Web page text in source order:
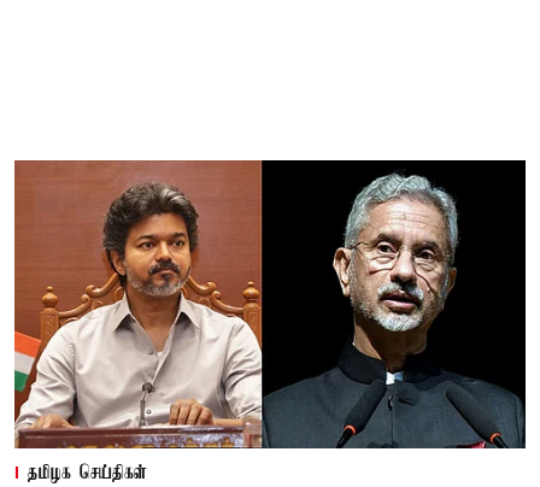
தமிழக செய்திகள்